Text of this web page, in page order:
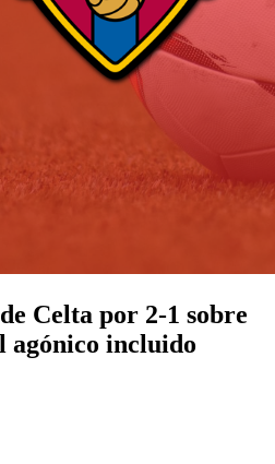
Celta por 2-1 sobre
agónico incluido